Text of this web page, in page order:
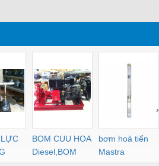
BOM CUU HOA
Diesel,BOM
bơm hoả tiển
Mastra
›